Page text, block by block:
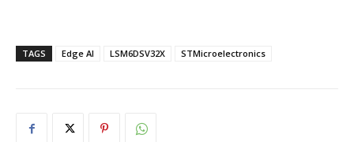
TAGS Edge AI LSM6DSV32X STMicroelectronics